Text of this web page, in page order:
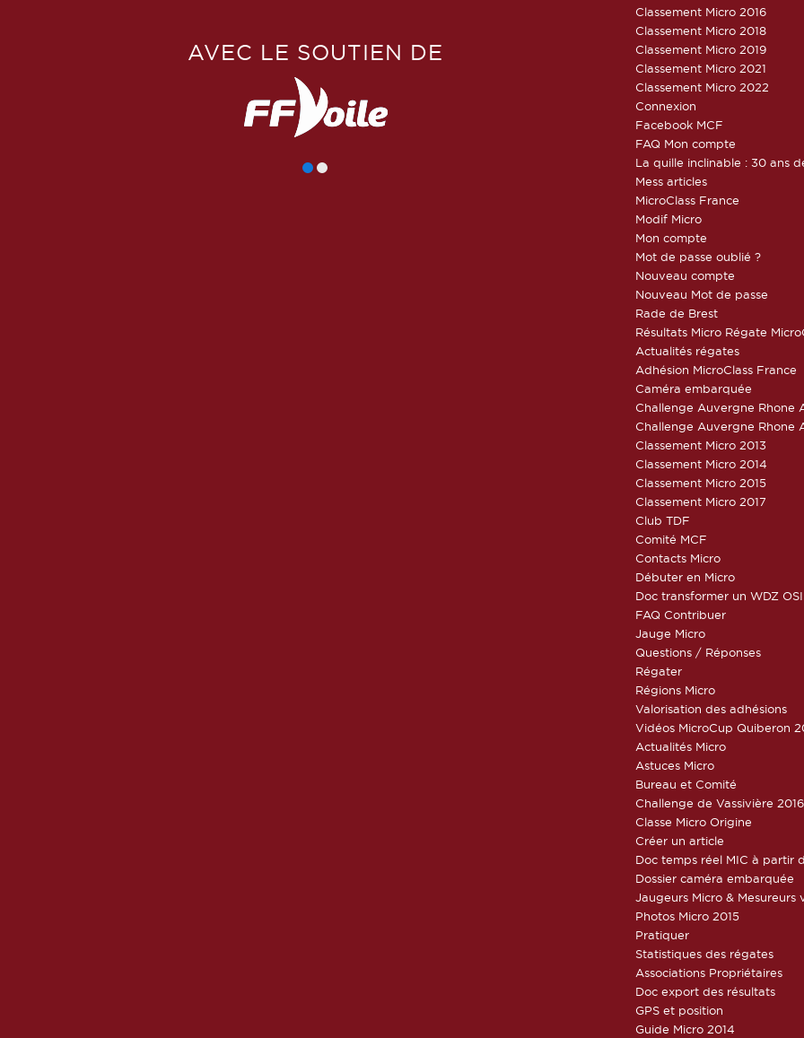
AVEC LE SOUTIEN DE
Classement Micro 2016
Classement Micro 2018
Classement Micro 2019
Classement Micro 2021
Classement Micro 2022
Connexion
Facebook MCF
FAQ Mon compte
La quille inclinable : 30 ans
Mess articles
MicroClass France
Modif Micro
Mon compte
Mot de passe oublié ?
Nouveau compte
Nouveau Mot de passe
Rade de Brest
Résultats Micro Régate
Actualités régates
Adhésion MicroClass France
Caméra embarquée
Challenge Auvergne Rhone
Challenge Auvergne Rhone
Classement Micro 2013
Classement Micro 2014
Classement Micro 2015
Classement Micro 2017
Club TDF
Comité MCF
Contacts Micro
Débuter en Micro
Doc transformer un WDZ
FAQ Contribuer
Jauge Micro
Questions / Réponses
Régater
Régions Micro
Valorisation des adhésions
Vidéos MicroCup Quiberon
Actualités Micro
Astuces Micro
Bureau et Comité
Challenge de Vassivière 2016
Classe Micro Origine
Créer un article
Doc temps réel MIC à partir
Dossier caméra embarquée
Jaugeurs Micro & Mesureurs
Photos Micro 2015
Pratiquer
Statistiques des régates
Associations Propriétaires
Doc export des résultats
GPS et position
Guide Micro 2014